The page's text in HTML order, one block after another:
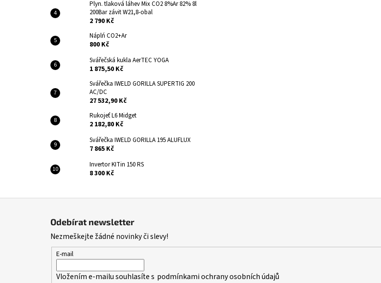
Plyn. tlaková láhev Mix CO2 8%Ar 82% 8l
200Bar závit W21,8-obal
2 790 Kč
Náplń CO2+Ar
800 Kč
Svářečská kukla AerTEC YOGA
1 875,50 Kč
Svářečka IWELD GORILLA SUPERTIG 200
AC/DC
27 532,90 Kč
Rukojeť L6 Midget
2 182,80 Kč
Svářečka IWELD GORILLA 195 ALUFLUX
7 865 Kč
Invertor KITin 150 RS
8 300 Kč
Odebírat newsletter
Nezmeškejte žádné novinky či slevy!
E-mail
Vložením e-mailu souhlasíte s podmínkami ochrany osobních údajů